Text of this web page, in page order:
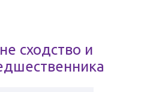
сходство и